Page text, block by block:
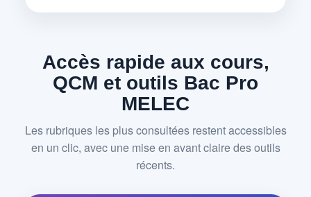
Accès rapide aux cours,
QCM et outils Bac Pro
MELEC
Les rubriques les plus consultées restent accessibles
en un clic, avec une mise en avant claire des outils
récents.